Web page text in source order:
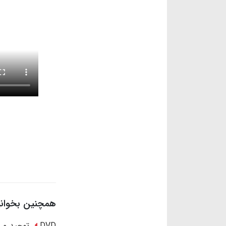
همچنین